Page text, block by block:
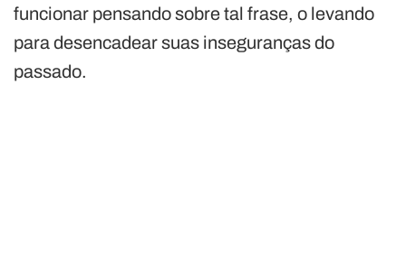
funcionar pensando sobre tal frase, o levando
para desencadear suas inseguranças do
passado.